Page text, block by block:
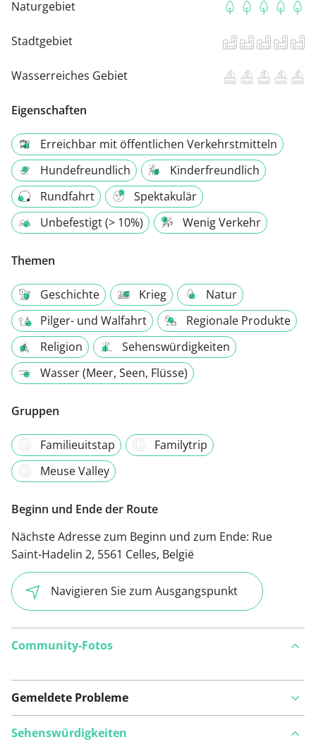
Naturgebiet
Stadtgebiet
Wasserreiches Gebiet
Eigenschaften
Erreichbar mit öffentlichen Verkehrstmitteln
Hundefreundlich
Kinderfreundlich
Rundfahrt
Spektakulär
Unbefestigt (> 10%)
Wenig Verkehr
Themen
Geschichte Krieg
Natur
Pilger- und Walfahrt
Regionale Produkte
Religion
Sehenswürdigkeiten
Wasser (Meer, Seen, Flüsse)
Gruppen
Familieuitstap
Familytrip
Meuse Valley
Beginn und Ende der Route
Nächste Adresse zum Beginn und zum Ende: Rue
Saint-Hadelin 2, 5561 Celles, België
Navigieren Sie zum Ausgangspunkt
Community-Fotos
Gemeldete Probleme
Sehenswürdigkeiten